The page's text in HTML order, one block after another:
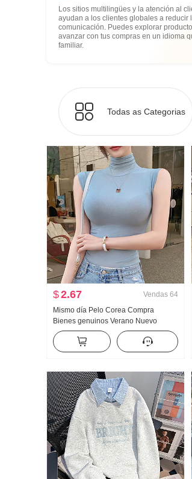
Los sitios multilingües y la atención al
ayudan a los clientes globales a reducir
comunicación. Puedes explorar
avanzar con tus compras en un idioma
familiar.
Todas as Categorias
$2.67 Vendas 64
Mismo día Pelo Corea Compra
Bienes genuinos Verano Nuevo
an659 Super hao Aspecto Caracola
Color Micro Transparente Cuello alto
Base Camiseta